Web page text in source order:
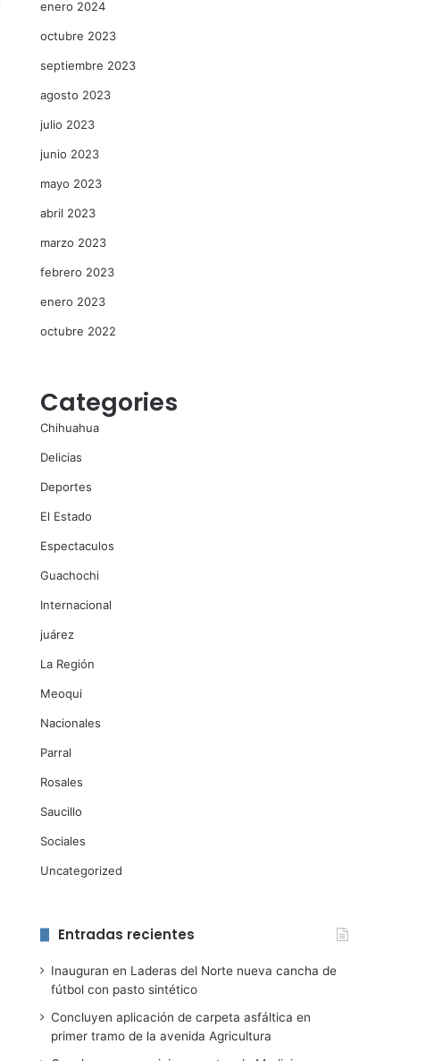
enero 2024
octubre 2023
septiembre 2023
agosto 2023
julio 2023
junio 2023
mayo 2023
abril 2023
marzo 2023
febrero 2023
enero 2023
octubre 2022
Categories
Chihuahua
Delicias
Deportes
El Estado
Espectaculos
Guachochi
Internacional
juárez
La Región
Meoqui
Nacionales
Parral
Rosales
Saucillo
Sociales
Uncategorized
Entradas recientes
Inauguran en Laderas del Norte nueva cancha de
fútbol con pasto sintético
Concluyen aplicación de carpeta asfáltica en
primer tramo de la avenida Agricultura